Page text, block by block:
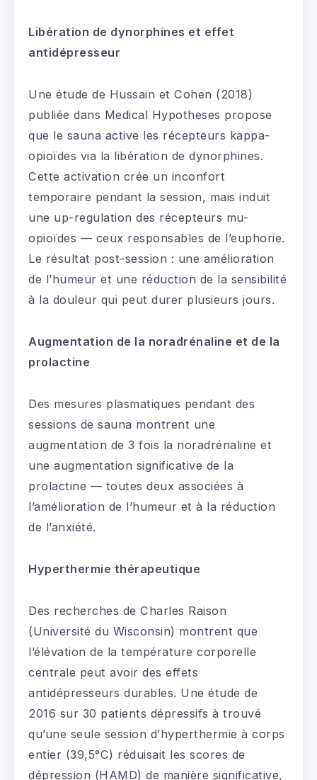
Libération de dynorphines et effet
antidépresseur
Une étude de Hussain et Cohen (2018)
publiée dans Medical Hypotheses propose
que le sauna active les récepteurs kappa-
opioïdes via la libération de dynorphines.
Cette activation crée un inconfort
temporaire pendant la session, mais induit
une up-regulation des récepteurs mu-
opioïdes — ceux responsables de l’euphorie.
Le résultat post-session : une amélioration
de l’humeur et une réduction de la sensibilité
à la douleur qui peut durer plusieurs jours.
Augmentation de la noradrénaline et de la
prolactine
Des mesures plasmatiques pendant des
sessions de sauna montrent une
augmentation de 3 fois la noradrénaline et
une augmentation significative de la
prolactine — toutes deux associées à
l’amélioration de l’humeur et à la réduction
de l’anxiété.
Hyperthermie thérapeutique
Des recherches de Charles Raison
(Université du Wisconsin) montrent que
l’élévation de la température corporelle
centrale peut avoir des effets
antidépresseurs durables. Une étude de
2016 sur 30 patients dépressifs à trouvé
qu’une seule session d’hyperthermie à corps
entier (39,5°C) réduisait les scores de
dépression (HAMD) de manière significative,